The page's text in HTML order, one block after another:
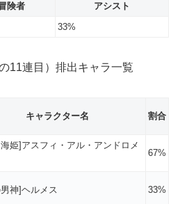
険者
アシスト
33%
11連目）排出キャラ一覧
キャラクター名 割合
姫]アスフィ・アル・アンドロメ
67%
神]ヘルメス 33%